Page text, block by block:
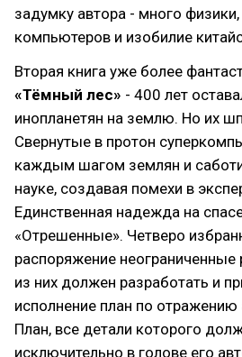
задумку автора - много
компьютеров и изобилие
Вторая книга уже более
«Тёмный лес» - 400 лет
инопланетян на землю. Но их
Свернутые в протон
каждым шагом землян и
науке, создавая помехи в
Единственная надежда на
«Отрешенные». Четверо
распоряжение
из них должен разработать и
исполнение план по
План, все детали которого
исключительно в голове его